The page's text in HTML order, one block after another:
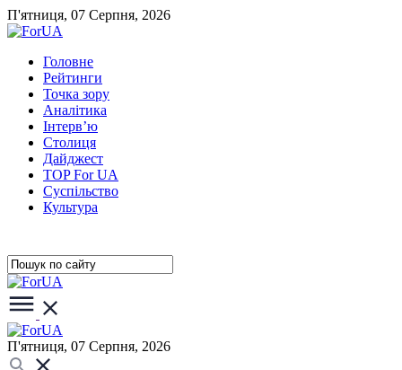
П'ятниця, 07 Серпня, 2026
Головне
Рейтинги
Точка зору
Аналітика
Інтерв’ю
Столиця
Дайджест
TOP For UA
Суспiльство
Культура
П'ятниця, 07 Серпня, 2026